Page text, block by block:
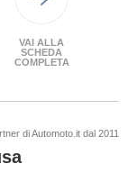
VAI ALLA
SCHEDA
COMPLETA
di Automoto.it dal 2011